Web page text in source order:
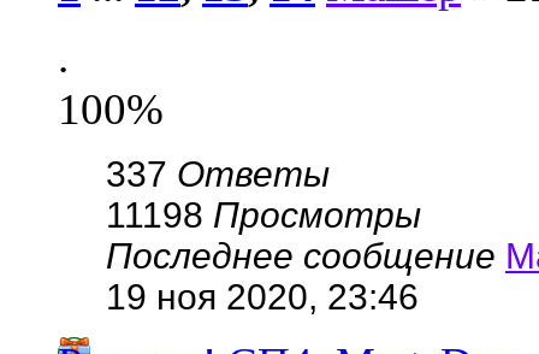
.
100%
337 Ответы
11198 Просмотры
Последнее сообщение
19 ноя 2020, 23:46